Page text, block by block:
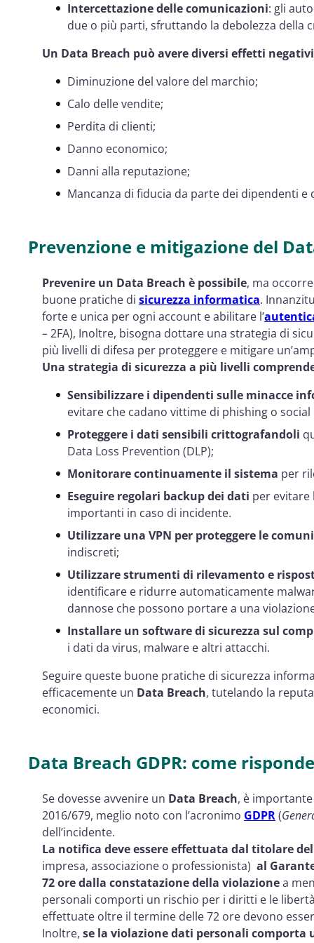
Intercettazione delle comunicazioni: gli
due o più parti, sfruttando la debolezza della
Un Data Breach può avere diversi effetti
Diminuzione del valore del marchio;
Calo delle vendite;
Perdita di clienti;
Danno economico;
Danni alla reputazione;
Mancanza di fiducia da parte dei dipendenti e
Prevenzione e mitigazione del
Prevenire un Data Breach è possibile, ma
buone pratiche di sicurezza informatica.
forte e unica per ogni account e abilitare l’
– 2FA), Inoltre, bisogna dottare una strategia di
più livelli di difesa per proteggere e mitigare
Una strategia di sicurezza a più livelli
Sensibilizzare i dipendenti sulle minacce
evitare che cadano vittime di phishing o
Proteggere i dati sensibili crittografandoli
Data Loss Prevention (DLP);
Monitorare continuamente il sistema per
Eseguire regolari backup dei dati per
importanti in caso di incidente.
Utilizzare una VPN per proteggere le
indiscreti;
Utilizzare strumenti di rilevamento e
identificare e ridurre automaticamente
dannose che possono portare a una
Installare un software di sicurezza sul
i dati da virus, malware e altri attacchi.
Seguire queste buone pratiche di sicurezza
efficacemente un Data Breach, tutelando la
economici.
Data Breach GDPR: come
Se dovesse avvenire un Data Breach, è
2016/679, meglio noto con l’acronimo GDPR(
dell’incidente.
La notifica deve essere effettuata dal titolare
impresa, associazione o professionista) al
72 ore dalla constatazione della violazionea
personali comporti un rischio per i diritti e le
effettuate oltre il termine delle 72 ore devono
Inoltre, se la violazione dati personali